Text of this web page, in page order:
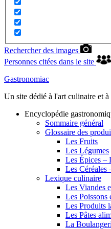
Rechercher des images
Personnes citées dans le site
Gastronomiac
Un site dédié à l'art culinaire et
Encyclopédie
Sommaire général
Glossaire des
Les Fruits
Les Légumes
Les Épices –
Les Céréales
Lexique culinaire
Les Viandes
Les Poissons
Les Produits
Les Pâtes
La